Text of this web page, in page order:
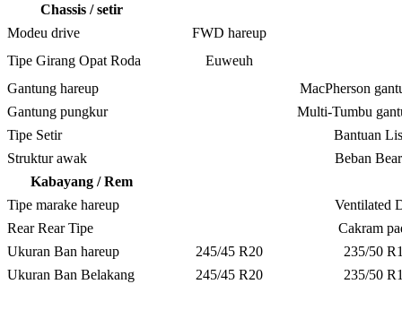
Chassis / setir
Modeu drive
FWD hareup
Tipe Girang Opat Roda
Euweuh
Gantung hareup
MacPherson
Gantung pungkur
Multi-Tumbu
Tipe Setir
Bantuan
Struktur awak
Beban
Kabayang / Rem
Tipe marake hareup
Ventilated
Rear Rear Tipe
Cakram
Ukuran Ban hareup
245/45 R20
235/50
Ukuran Ban Belakang
245/45 R20 235/50